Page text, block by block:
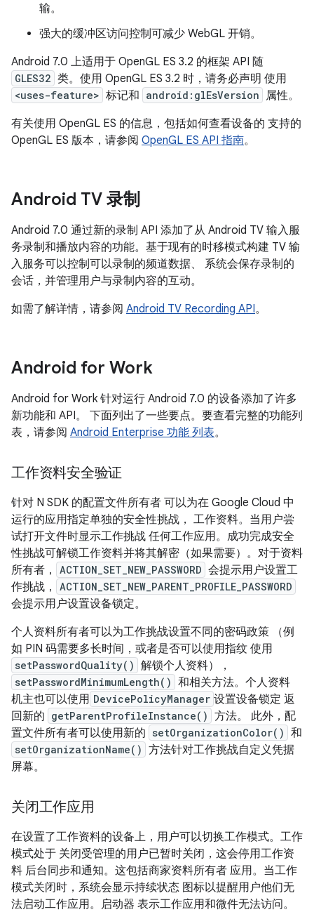
输。
强大的缓冲区访问控制可减少 WebGL 开销。
Android 7.0 上适用于 OpenGL ES 3.2 的框架 API 随
GLES32 类。使用 OpenGL ES 3.2 时，请务必声明 使用
<uses-feature> 标记和 android:glEsVersion
属性。
有关使用 OpenGL ES 的信息，包括如何查看设备的 支持的
OpenGL ES 版本，请参阅 OpenGL ES API 指南。
Android TV 录制
Android 7.0 通过新的录制 API 添加了从 Android TV 输入服
务录制和播放内容的功能。基于现有的时移模式构建 TV 输
入服务可以控制可以录制的频道数据、 系统会保存录制的
会话，并管理用户与录制内容的互动。
如需了解详情，请参阅 Android TV Recording API。
Android for Work
Android for Work 针对运行 Android 7.0 的设备添加了许多
新功能和 API。 下面列出了一些要点。要查看完整的功能列
表，请参阅 Android Enterprise 功能 列表。
工作资料安全验证
针对 N SDK 的配置文件所有者 可以为在 Google Cloud 中
运行的应用指定单独的安全性挑战， 工作资料。当用户尝
试打开文件时显示工作挑战 任何工作应用。成功完成安全
性挑战可解锁工作资料并将其解密（如果需要）。对于资料
所有者，
ACTION_SET_NEW_PASSWORD 会提示用户设置工
作挑战，
ACTION_SET_NEW_PARENT_PROFILE_PASSWORD
会提示用户设置设备锁定。
个人资料所有者可以为工作挑战设置不同的密码政策 （例
如 PIN 码需要多长时间，或者是否可以使用指纹 使用
setPasswordQuality() 解锁个人资料），
setPasswordMinimumLength() 和相关方法。个人资料
机主也可以使用 DevicePolicyManager 设置设备锁定 返
回新的 getParentProfileInstance() 方法。 此外，配
置文件所有者可以使用新的 setOrganizationColor() 和
setOrganizationName() 方法针对工作挑战自定义凭据
屏幕。
关闭工作应用
在设置了工作资料的设备上，用户可以切换工作模式。工作
模式处于 关闭受管理的用户已暂时关闭，这会停用工作资
料 后台同步和通知。这包括商家资料所有者 应用。当工作
模式关闭时，系统会显示持续状态 图标以提醒用户他们无
法启动工作应用。启动器 表示工作应用和微件无法访问。